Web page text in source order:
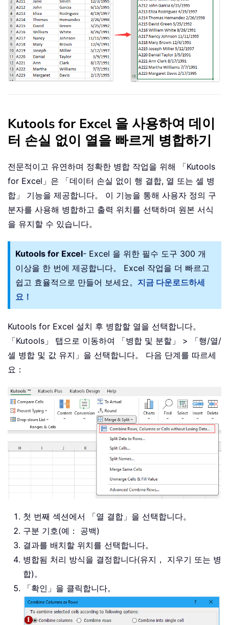
Kutools for Excel 을 사용하여 데이
터 손실 없이 열을 빠르게 병합하기
전문적이고 유연하며 정확한 병합 작업을 위해 「Kutools
for Excel」은 「데이터 손실 없이 행 결합, 열 또는 셀 병
합」 기능을 제공합니다。 이 기능을 통해 사용자 정의 구
분자를 사용해 병합하고 출력 위치를 선택하며 원본 서식
을 유지할 수 있습니다。
Kutools for Excel- Excel 을 위한 필수 도구 300 개
이상을 한 번에 제공합니다。 Excel 작업을 더 빠르고
쉽고 효율적으로 만들어 보세요。 지금 다운로드하세
요！
Kutools for Excel 설치 후 병합할 열을 선택합니다。
「Kutools」 탭으로 이동하여 「병합 및 분할」 > 「행/열/
셀 병합 및 값 유지」을 선택합니다。 다음 단계를 따르세
요：
첫 번째 섹션에서 「열 결합」을 선택합니다。
구분 기호(예： 공백)
결과를 배치할 위치를 선택합니다。
병합됨 처리 방식을 결정합니다(유지， 지우기 또는 병
합)。
「확인」을 클릭합니다。